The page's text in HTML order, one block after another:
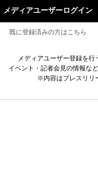
メディアユーザーログイン
既に登録済みの方はこちら
メディアユーザー登録を行
イベント・記者会見の情報な
※内容はプレスリリ